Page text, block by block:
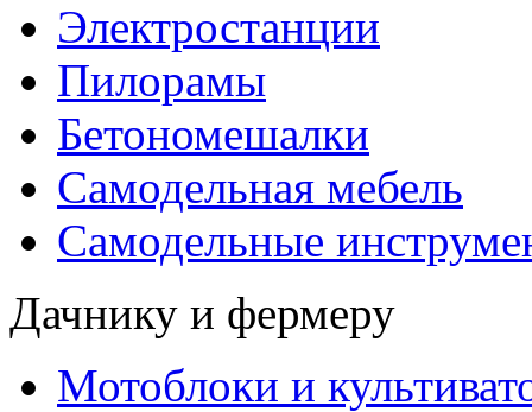
Электростанции
Пилорамы
Бетономешалки
Самодельная мебель
Самодельные
Дачнику и фермеру
Мотоблоки и